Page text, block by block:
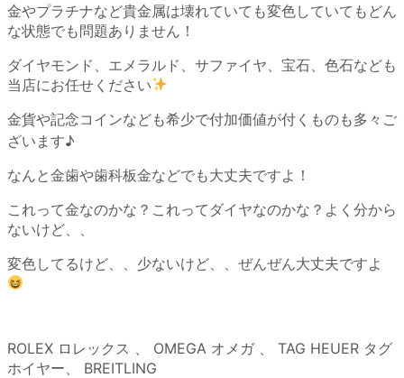
金やプラチナなど貴金属は壊れていても変色していてもどん
な状態でも問題ありません！
ダイヤモンド、エメラルド、サファイヤ、宝石、色石なども
当店にお任せください
金貨や記念コインなども希少で付加価値が付くものも多々ご
ざいます♪
なんと金歯や歯科板金などでも大丈夫ですよ！
これって金なのかな？これってダイヤなのかな？よく分から
ないけど、、
変色してるけど、、少ないけど、、ぜんぜん大丈夫ですよ
ROLEX ロレックス 、 OMEGA オメガ 、 TAG HEUER タグ
ホイヤー、 BREITLING